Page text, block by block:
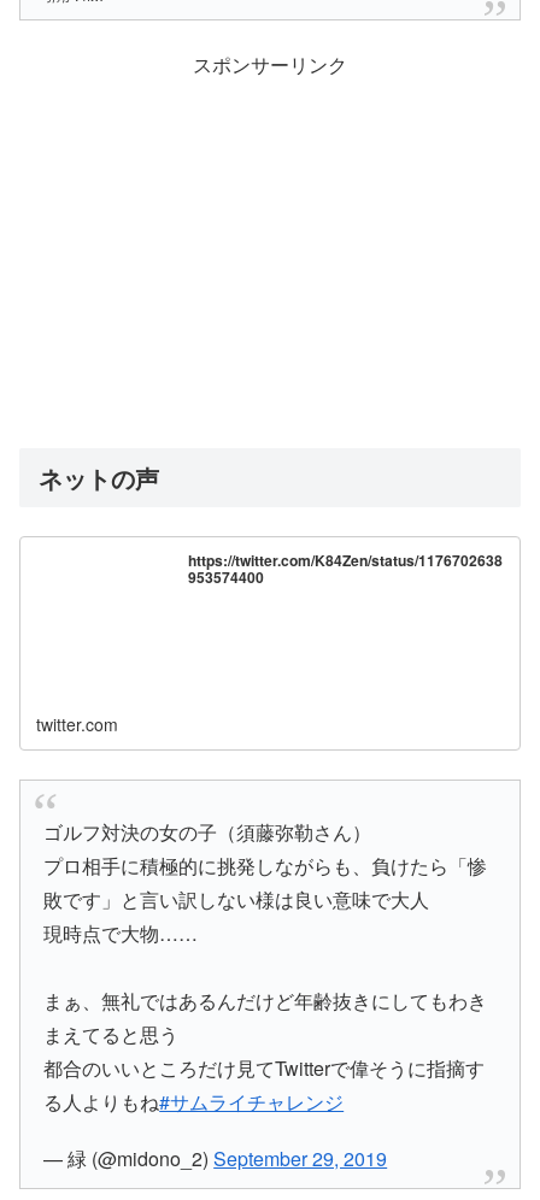
スポンサーリンク
ネットの声
https://twitter.com/K84Zen/status/1176702638
953574400
twitter.com
ゴルフ対決の女の子（須藤弥勒さん）
プロ相手に積極的に挑発しながらも、負けたら「惨
敗です」と言い訳しない様は良い意味で大人
現時点で大物……
まぁ、無礼ではあるんだけど年齢抜きにしてもわき
まえてると思う
都合のいいところだけ見てTwitterで偉そうに指摘す
る人よりもね#サムライチャレンジ
— 緑 (@midono_2)September 29, 2019